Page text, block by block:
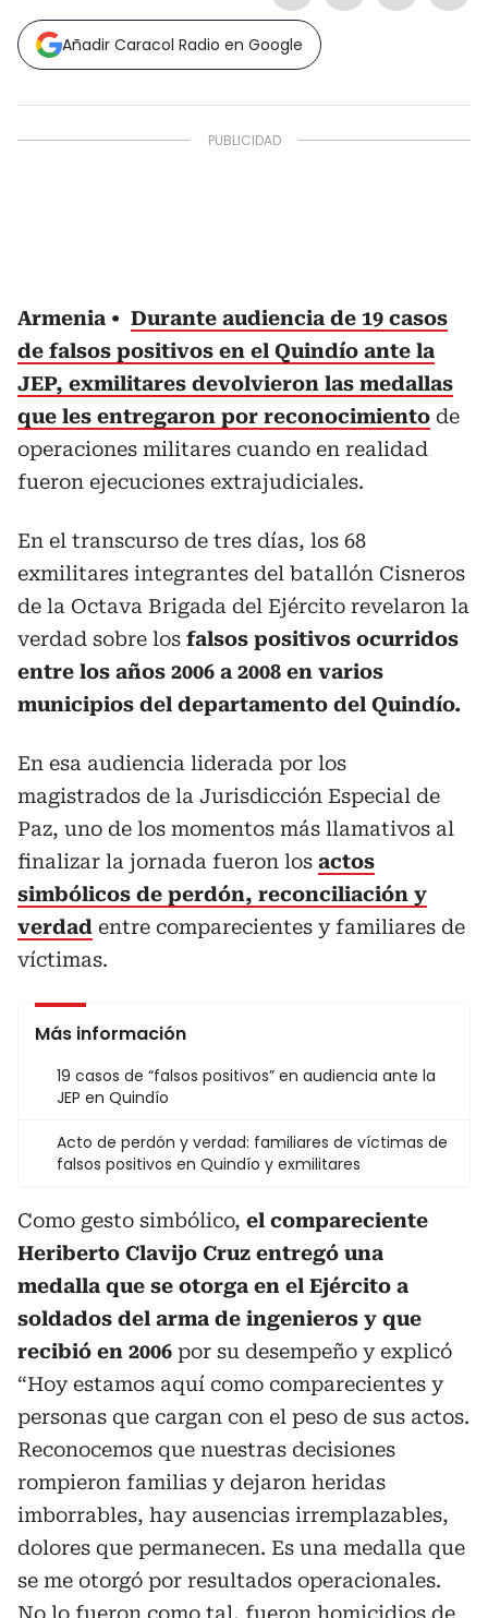
Añadir Caracol Radio en Google
Armenia
Durante audiencia de 19 casos
de falsos positivos en el Quindío ante la
JEP, exmilitares devolvieron las medallas
que les entregaron por reconocimiento de
operaciones militares cuando en realidad
fueron ejecuciones extrajudiciales.
En el transcurso de tres días, los 68
exmilitares integrantes del batallón Cisneros
de la Octava Brigada del Ejército revelaron la
verdad sobre los falsos positivos ocurridos
entre los años 2006 a 2008 en varios
municipios del departamento del Quindío.
En esa audiencia liderada por los
magistrados de la Jurisdicción Especial de
Paz, uno de los momentos más llamativos al
finalizar la jornada fueron los actos
simbólicos de perdón, reconciliación y
verdad entre comparecientes y familiares de
víctimas.
Más información
19 casos de “falsos positivos” en audiencia ante la
JEP en Quindío
Acto de perdón y verdad: familiares de víctimas de
falsos positivos en Quindío y exmilitares
Como gesto simbólico, el compareciente
Heriberto Clavijo Cruz entregó una
medalla que se otorga en el Ejército a
soldados del arma de ingenieros y que
recibió en 2006 por su desempeño y explicó
“Hoy estamos aquí como comparecientes y
personas que cargan con el peso de sus actos.
Reconocemos que nuestras decisiones
rompieron familias y dejaron heridas
imborrables, hay ausencias irremplazables,
dolores que permanecen. Es una medalla que
se me otorgó por resultados operacionales.
No lo fueron como tal, fueron homicidios de